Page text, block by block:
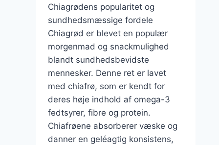
Chiagrødens popularitet og
sundhedsmæssige fordele
Chiagrød er blevet en populær
morgenmad og snackmulighed
blandt sundhedsbevidste
mennesker. Denne ret er lavet
med chiafrø, som er kendt for
deres høje indhold af omega-3
fedtsyrer, fibre og protein.
Chiafrøene absorberer væske og
danner en geléagtig konsistens,